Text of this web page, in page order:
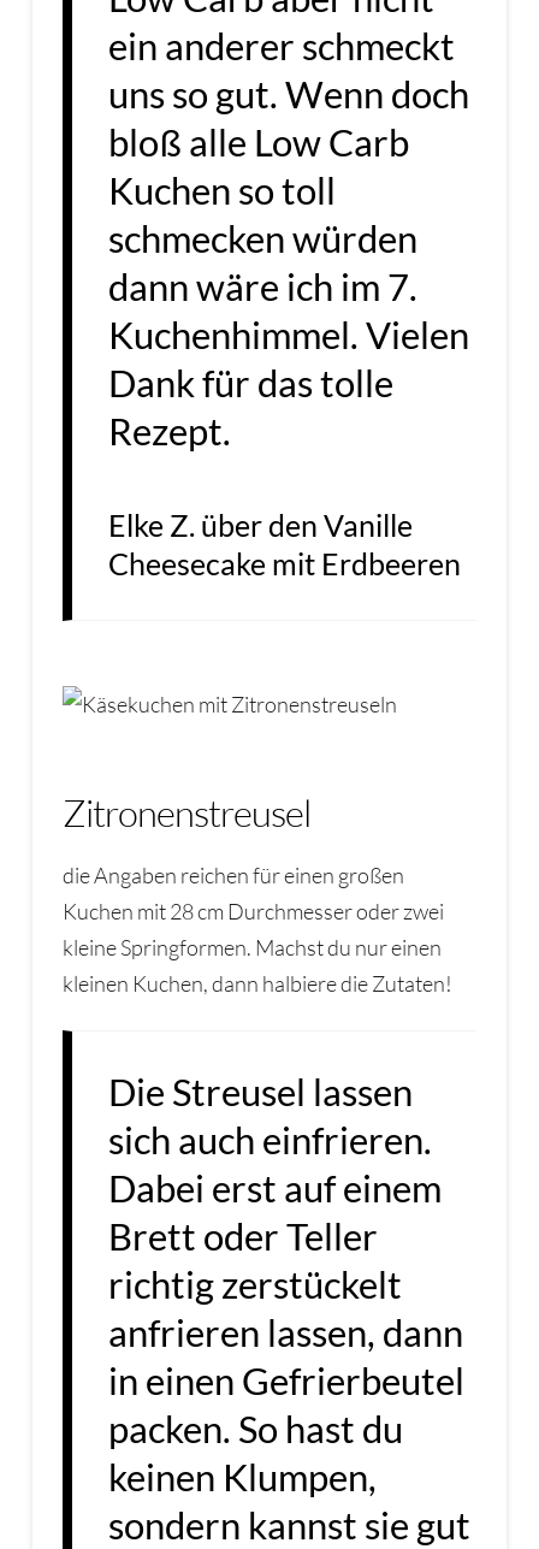
ein anderer schmeckt
uns so gut. Wenn doch
bloß alle Low Carb
Kuchen so toll
schmecken würden
dann wäre ich im 7.
Kuchenhimmel. Vielen
Dank für das tolle
Rezept.
Elke Z. über den Vanille
Cheesecake mit Erdbeeren
Zitronenstreusel
die Angaben reichen für einen großen
Kuchen mit 28 cm Durchmesser oder zwei
kleine Springformen. Machst du nur einen
kleinen Kuchen, dann halbiere die Zutaten!
Die Streusel lassen
sich auch einfrieren.
Dabei erst auf einem
Brett oder Teller
richtig zerstückelt
anfrieren lassen, dann
in einen Gefrierbeutel
packen. So hast du
keinen Klumpen,
sondern kannst sie gut